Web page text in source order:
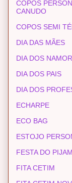
COPOS
CANUDO
COPOS SEMI
DIA DAS MÃES
DIA DOS
DIA DOS PAIS
DIA DOS
ECHARPE
ECO BAG
ESTOJO
FESTA DO
FITA CETIM